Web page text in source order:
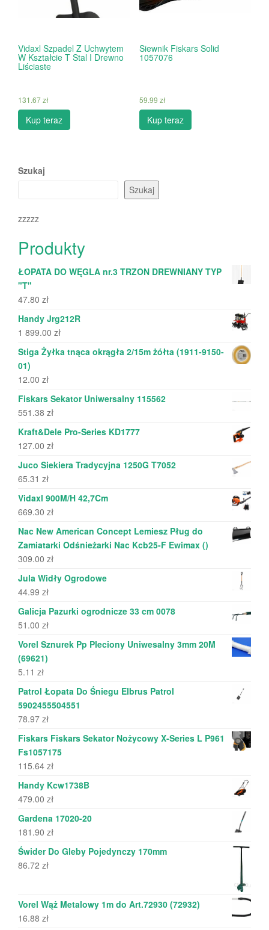
Vidaxl Szpadel Z Uchwytem
W Kształcie T Stal I Drewno
Liściaste
131.67zł
Kup teraz
Siewnik Fiskars Solid
1057076
59.99 zł
Kup teraz
Szukaj
Szukaj
zzzzz
Produkty
ŁOPATA DO WĘGLA nr.3 TRZON DREWNIANY TYP
"T"
47.80 zł
Handy Jrg212R
1 899.00 zł
Stiga Żyłka tnąca okrągła 2/15m żółta (1911-9150-
01)
12.00 zł
Fiskars Sekator Uniwersalny 115562
551.38 zł
Kraft&Dele Pro-Series KD1777
127.00 zł
Juco Siekiera Tradycyjna 1250G T7052
65.31 zł
Vidaxl 900M/H 42,7Cm
669.30 zł
Nac New American Concept Lemiesz Pług do
Zamiatarki Odśnieżarki Nac Kcb25-F Ewimax ()
309.00 zł
Jula Widły Ogrodowe
44.99 zł
Galicja Pazurki ogrodnicze 33 cm 0078
51.00 zł
Vorel Sznurek Pp Pleciony Uniwesalny 3mm 20M
(69621)
5.11 zł
Patrol Łopata Do Śniegu Elbrus Patrol
5902455504551
78.97 zł
Fiskars Fiskars Sekator Nożycowy X-Series L P961
Fs1057175
115.64 zł
Handy Kcw1738B
479.00 zł
Gardena 17020-20
181.90 zł
Świder Do Gleby Pojedynczy 170mm
86.72 zł
Vorel Wąż Metalowy 1m do Art.72930 (72932)
16.88 zł